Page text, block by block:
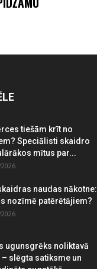
tiešām krīt no
Speciālisti skaidro
mītus par...
naudas nākotne:
nozīmē patērētājiem?
ugunsgrēks noliktavā
– slēgta satiksme un